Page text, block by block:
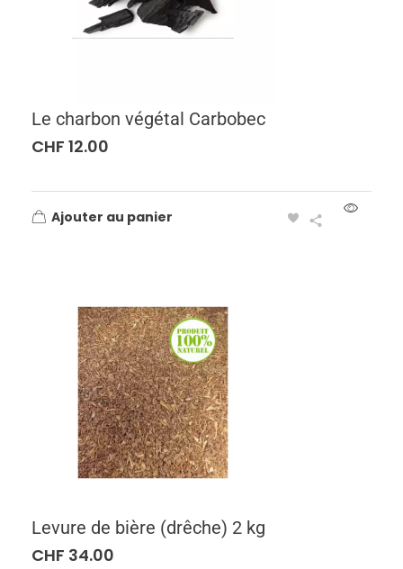
Le charbon végétal Carbobec
CHF 12.00
Ajouter au panier
Levure de bière (drêche) 2 kg
CHF 34.00